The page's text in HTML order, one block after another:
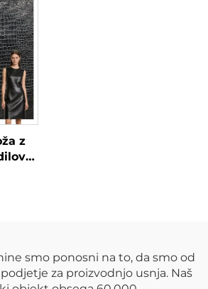
z
smo ponosni na to, da smo od
za proizvodnjo usnja. Naš